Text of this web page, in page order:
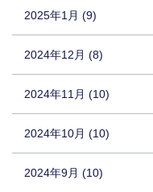
2025年1月 (9)
2024年12月 (8)
2024年11月 (10)
2024年10月 (10)
2024年9月 (10)